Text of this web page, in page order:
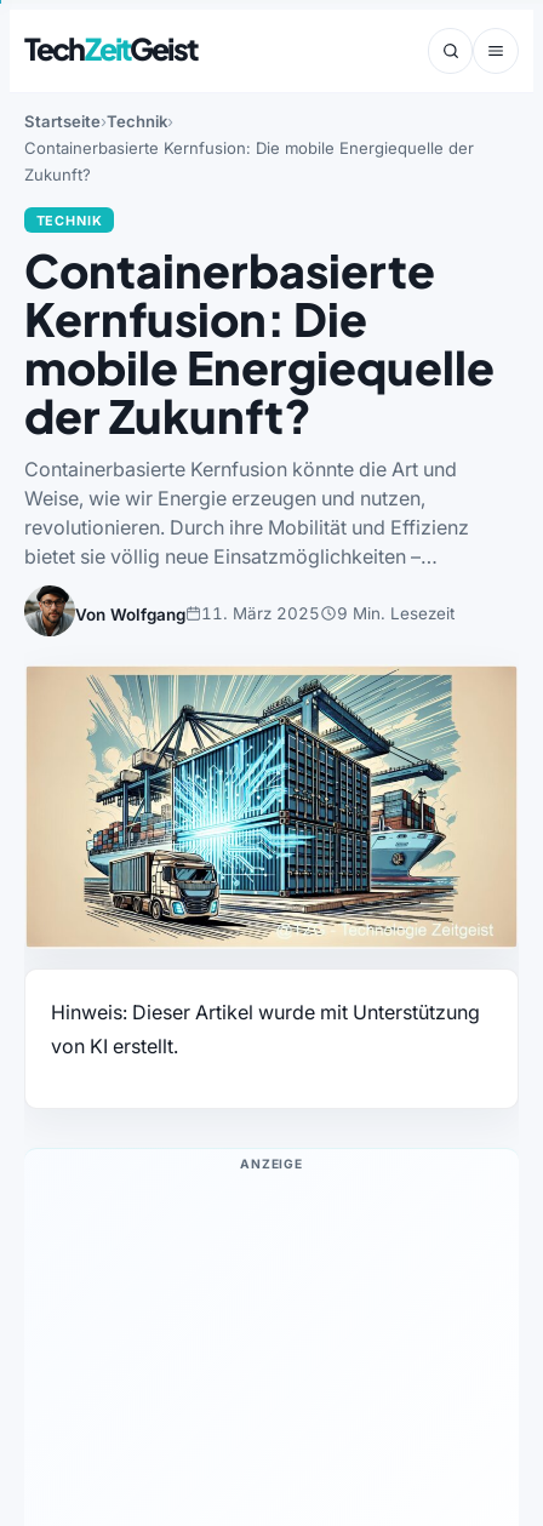
TechZeitGeist
Startseite Technik
Containerbasierte Kernfusion: Die mobile Energiequelle der
Zukunft?
TECHNIK
Containerbasierte
Kernfusion: Die
mobile Energiequelle
der Zukunft?
Containerbasierte Kernfusion könnte die Art und
Weise, wie wir Energie erzeugen und nutzen,
revolutionieren. Durch ihre Mobilität und Effizienz
bietet sie völlig neue Einsatzmöglichkeiten –…
Von Wolfgang 11. März 2025 9 Min. Lesezeit
Hinweis: Dieser Artikel wurde mit Unterstützung
von KI erstellt.
ANZEIGE